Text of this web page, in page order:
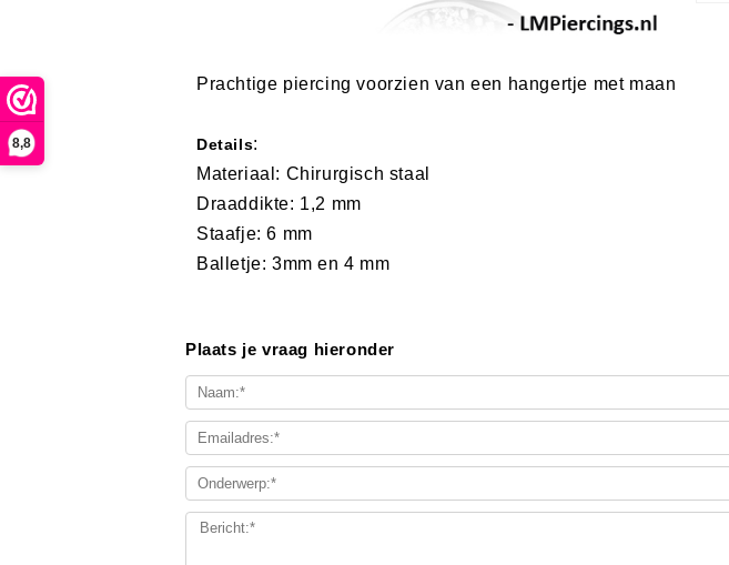
8,8
Prachtige piercing voorzien van een hangertje met maan
Details:
Materiaal: Chirurgisch staal
Draaddikte: 1,2 mm
Staafje: 6 mm
Balletje: 3mm en 4 mm
Plaats je vraag hieronder